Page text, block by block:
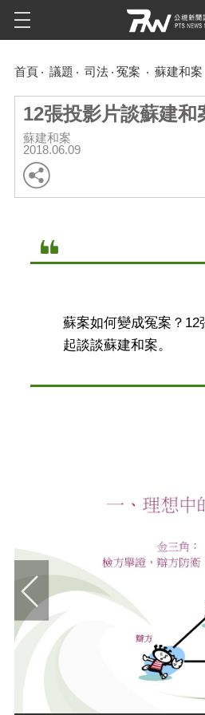
首頁 議題 司法 冤案 蘇建和案
12張投影片談蘇建和
蘇建和案
2018.06.09
蘇案如何變成冤案？12
起談談蘇建和案。